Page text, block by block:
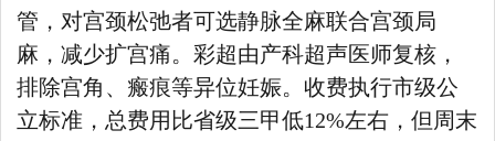
管，对宫颈松弛者可选静脉全麻联合宫颈局
麻，减少扩宫痛。彩超由产科超声医师复核，
排除宫角、瘢痕等异位妊娠。收费执行市级公
立标准，总费用比省级三甲低12%左右，但周末